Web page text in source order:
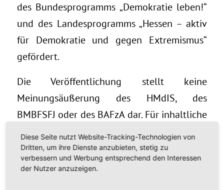
des Bundesprogramms „Demokratie leben!“
und des Landesprogramms „Hessen – aktiv
für Demokratie und gegen Extremismus“
gefördert.
Die Veröffentlichung stellt keine
Meinungsäußerung des HMdIS, des
BMBFSFJ oder des BAFzA dar. Für inhaltliche
Autoren die Verantwortung.
Diese Seite nutzt Website-Tracking-Technologien von
Dritten, um ihre Dienste anzubieten, stetig zu
verbessern und Werbung entsprechend den Interessen
der Nutzer anzuzeigen.